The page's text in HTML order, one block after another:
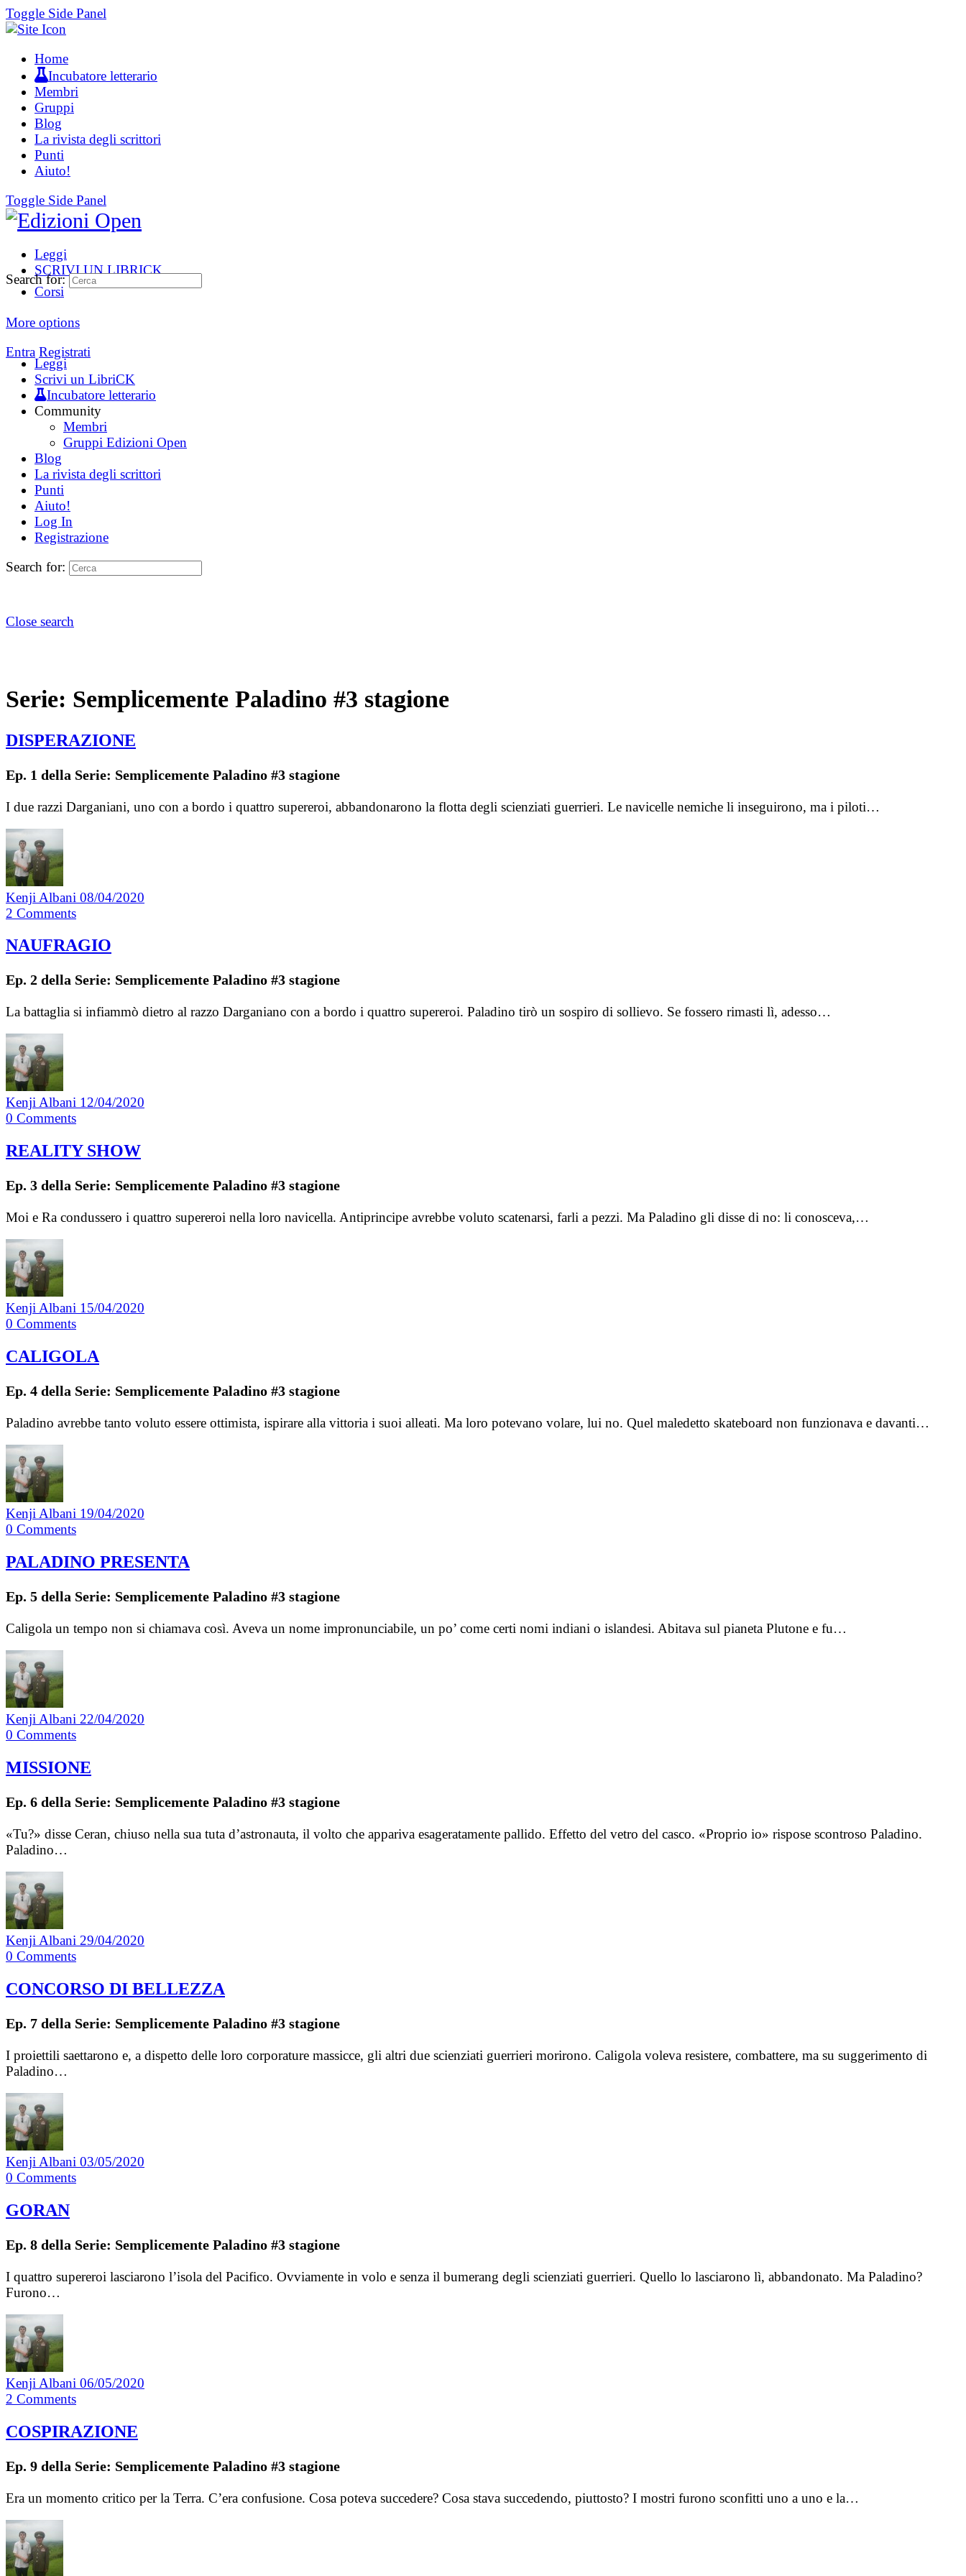
Toggle Side Panel
Home
Incubatore letterario
Membri
Gruppi
Blog
La rivista degli scrittori
Punti
Aiuto!
Toggle Side Panel
Leggi
SCRIVI UN LIBRICK
Corsi
More options
Entra Registrati
Search for:
Leggi
Scrivi un LibriCK
Incubatore letterario
Community
Membri
Gruppi Edizioni Open
Blog
La rivista degli scrittori
Punti
Aiuto!
Log In
Registrazione
Search for:
Close search
Serie: Semplicemente Paladino #3 stagione
DISPERAZIONE
Ep. 1 della Serie: Semplicemente Paladino #3 stagione
I due razzi Darganiani, uno con a bordo i quattro supereroi, abbandonarono la flotta degli scienziati guerrieri. Le navicelle nemiche li inseguirono, ma i piloti…
Kenji Albani 08/04/2020
2 Comments
NAUFRAGIO
Ep. 2 della Serie: Semplicemente Paladino #3 stagione
La battaglia si infiammò dietro al razzo Darganiano con a bordo i quattro supereroi. Paladino tirò un sospiro di sollievo. Se fossero rimasti lì, adesso…
Kenji Albani 12/04/2020
0 Comments
REALITY SHOW
Ep. 3 della Serie: Semplicemente Paladino #3 stagione
Moi e Ra condussero i quattro supereroi nella loro navicella. Antiprincipe avrebbe voluto scatenarsi, farli a pezzi. Ma Paladino gli disse di no: li conosceva,…
Kenji Albani 15/04/2020
0 Comments
CALIGOLA
Ep. 4 della Serie: Semplicemente Paladino #3 stagione
Paladino avrebbe tanto voluto essere ottimista, ispirare alla vittoria i suoi alleati. Ma loro potevano volare, lui no. Quel maledetto skateboard non funzionava e davanti…
Kenji Albani 19/04/2020
0 Comments
PALADINO PRESENTA
Ep. 5 della Serie: Semplicemente Paladino #3 stagione
Caligola un tempo non si chiamava così. Aveva un nome impronunciabile, un po’ come certi nomi indiani o islandesi. Abitava sul pianeta Plutone e fu…
Kenji Albani 22/04/2020
0 Comments
MISSIONE
Ep. 6 della Serie: Semplicemente Paladino #3 stagione
«Tu?» disse Ceran, chiuso nella sua tuta d’astronauta, il volto che appariva esageratamente pallido. Effetto del vetro del casco. «Proprio io» rispose scontroso Paladino.
Paladino…
Kenji Albani 29/04/2020
0 Comments
CONCORSO DI BELLEZZA
Ep. 7 della Serie: Semplicemente Paladino #3 stagione
I proiettili saettarono e, a dispetto delle loro corporature massicce, gli altri due scienziati guerrieri morirono. Caligola voleva resistere, combattere, ma su suggerimento di
Paladino…
Kenji Albani 03/05/2020
0 Comments
GORAN
Ep. 8 della Serie: Semplicemente Paladino #3 stagione
I quattro supereroi lasciarono l’isola del Pacifico. Ovviamente in volo e senza il bumerang degli scienziati guerrieri. Quello lo lasciarono lì, abbandonato. Ma Paladino?
Furono…
Kenji Albani 06/05/2020
2 Comments
COSPIRAZIONE
Ep. 9 della Serie: Semplicemente Paladino #3 stagione
Era un momento critico per la Terra. C’era confusione. Cosa poteva succedere? Cosa stava succedendo, piuttosto? I mostri furono sconfitti uno a uno e la…